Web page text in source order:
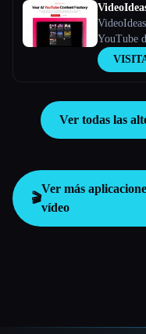
YouTube
virus,
en
Ver todas las
🎬
Ver más
vídeo